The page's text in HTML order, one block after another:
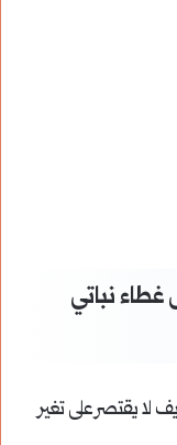
غطاء نباتي
لا يقتصر على تغير